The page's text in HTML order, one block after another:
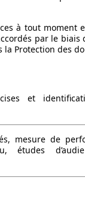
à tout moment
par le biais
Protection des
et
mesure de
études